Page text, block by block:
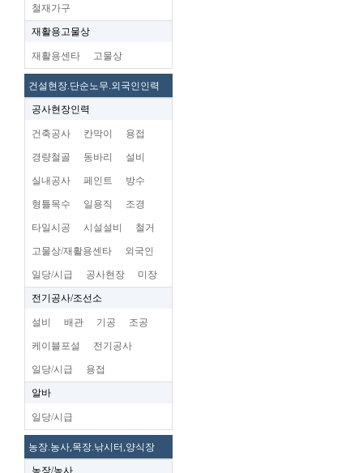
철재가구
재활용고물상
재활용센타 고물상
건설현장.단순노무.외국인인력
공사현장인력
건축공사 칸막이 용접
경량철골 동바리 설비
실내공사 페인트 방수
형틀목수 일용직 조경
타일시공 시설설비 철거
고물상/재활용센타 외국인
일당/시급 공사현장 미장
전기공사/조선소
설비 배관 기공 조공
케이블포설 전기공사
일당/시급 용접
알바
일당/시급
농장.농사,목장.낚시터,양식장
농장/농사